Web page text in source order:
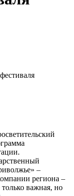
–
региона –
только важная, но